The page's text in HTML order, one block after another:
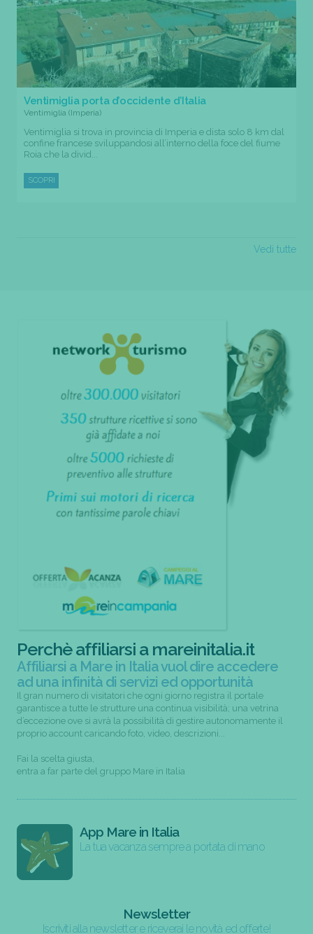
Ventimiglia porta d’occidente d’Italia
Ventimiglia (Imperia)
Ventimiglia si trova in provincia di Imperia e dista solo 8 km dal
confine francese sviluppandosi all’interno della foce del fiume
Roia che la divid...
SCOPRI
Vedi tutte
Perchè affiliarsi a mareinitalia.it
Affiliarsi a Mare in Italia vuol dire accedere
ad una infinità di servizi ed opportunità
Il gran numero di visitatori che ogni giorno registra il portale
garantisce a tutte le strutture una continua visibilità; una vetrina
d’eccezione ove si avrà la possibilità di gestire autonomamente il
proprio account caricando foto, video, descrizioni...
Fai la scelta giusta,
entra a far parte del gruppo Mare in Italia
App Mare in Italia
La tua vacanza sempre a portata di mano
Newsletter
Iscriviti alla newsletter e riceverai le novità ed offerte!